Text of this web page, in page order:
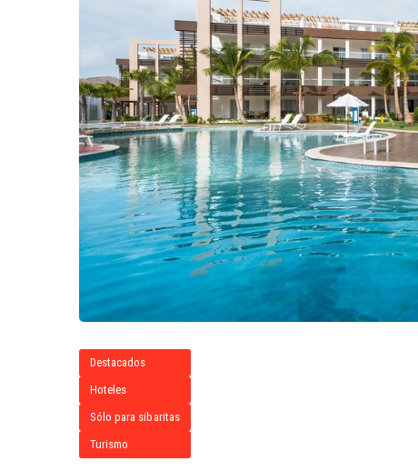
Destacados
Hoteles
Sólo para sibaritas
Turismo